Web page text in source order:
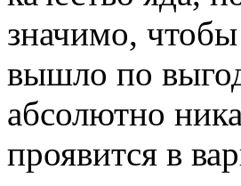
значимо, чтобы
вышло по
абсолютно
проявится в